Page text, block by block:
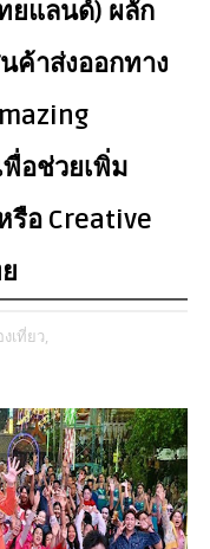
ยแลนด์) ผลัก
ค้าส่งออกทาง
พื่อช่วยเพิ่ม
รือ Creative
เที่ยว,